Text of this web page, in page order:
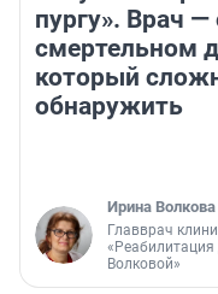
пургу». Врач —
смертельном
который
обнаружить
Ирина Волкова
Главврач
«Реабилитация
Волковой»